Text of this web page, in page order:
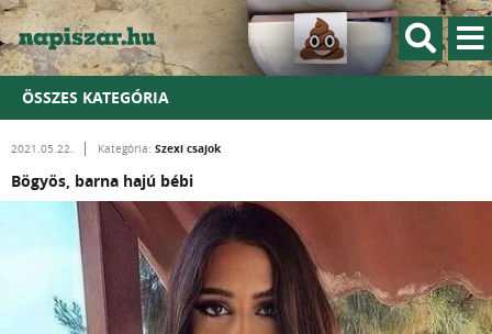
ÖSSZES KATEGÓRIA
2021.05.22. Kategória: Szexi csajok
Bögyös, barna hajú bébi